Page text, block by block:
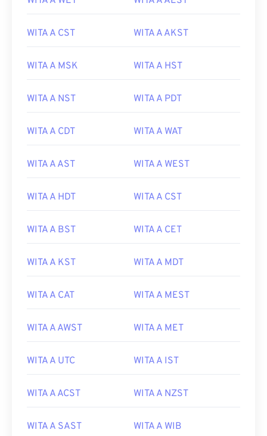
WITA A CST WITA A AKST
WITA A MSK WITA A HST
WITA A NST WITA A PDT
WITA A CDT WITA A WAT
WITA A AST WITA A WEST
WITA A HDT WITA A CST
WITA A BST WITA A CET
WITA A KST WITA A MDT
WITA A CAT WITA A MEST
WITA A AWST WITA A MET
WITA A UTC WITA A IST
WITA A ACST WITA A NZST
WITA A SAST WITA A WIB